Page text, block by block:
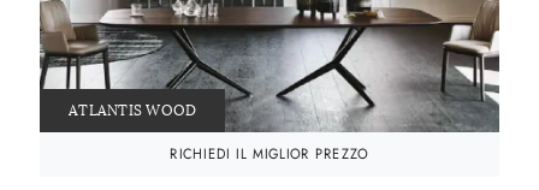
ATLANTIS WOOD
RICHIEDI IL MIGLIOR PREZZO